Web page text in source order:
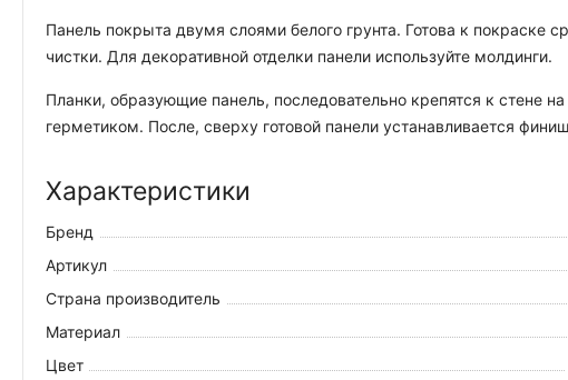
Панель покрыта двумя слоями белого грунта. Готова к покраске
чистки. Для декоративной отделки панели используйте молдинги.
Планки, образующие панель, последовательно крепятся к
герметиком. После, сверху готовой панели устанавливается
Характеристики
Бренд
Артикул
Страна производитель
Материал
Цвет